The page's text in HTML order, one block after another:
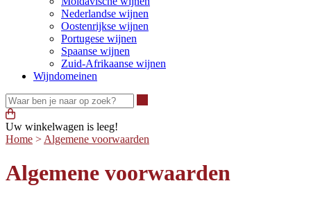
Nederlandse wijnen
Oostenrijkse wijnen
Portugese wijnen
Spaanse wijnen
Zuid-Afrikaanse wijnen
Wijndomeinen
Uw winkelwagen is leeg!
Home > Algemene voorwaarden
Algemene voorwaarden